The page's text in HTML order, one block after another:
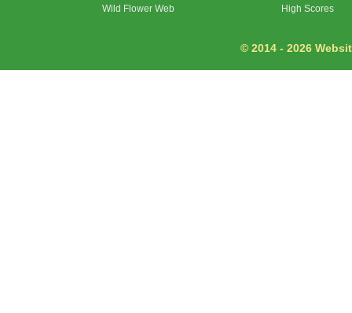
Wild Flower Web
High Scores
© 2014 - 2026